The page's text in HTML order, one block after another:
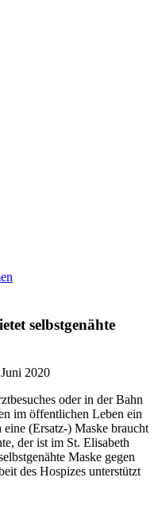
selbstgenähte
2020
oder in der Bahn
im öffentlichen Leben ein
(Ersatz-) Maske braucht
der ist im St. Elisabeth
Maske gegen
des Hospizes unterstützt